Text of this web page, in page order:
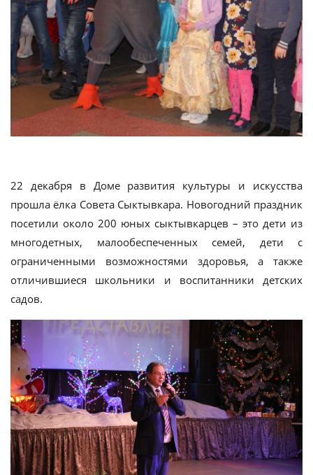
22 декабря в Доме развития культуры и искусства
прошла ёлка Совета Сыктывкара. Новогодний праздник
посетили около 200 юных сыктывкарцев – это дети из
многодетных, малообеспеченных семей, дети с
ограниченными возможностями здоровья, а также
отличившиеся школьники и воспитанники детских
садов.